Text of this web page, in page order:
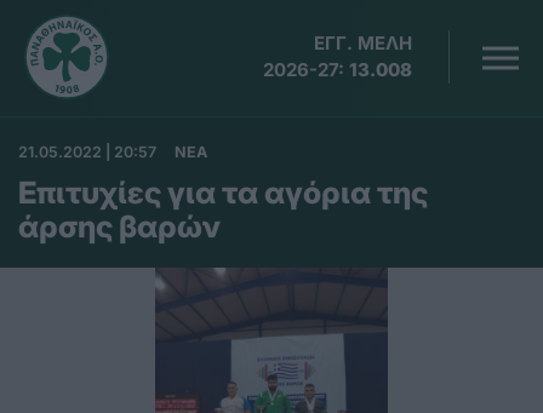
ΕΓΓ. ΜΕΛΗ
2026-27: 13.008
21.05.2022 | 20:57 ΝΕΑ
Επιτυχίες για τα αγόρια της
άρσης βαρών